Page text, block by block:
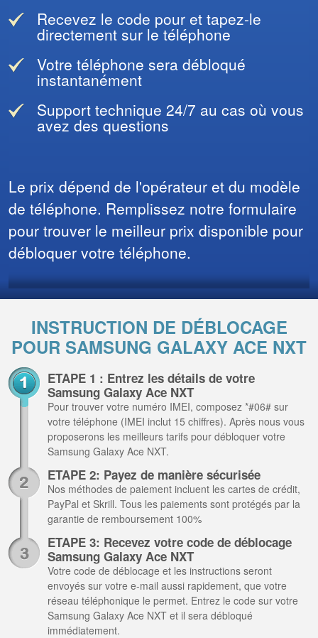
Recevez le code pour et tapez-le
directement sur le téléphone
Votre téléphone sera débloqué
instantanément
Support technique 24/7 au cas où vous
avez des questions
Le prix dépend de l'opérateur et du modèle
de téléphone. Remplissez notre formulaire
pour trouver le meilleur prix disponible pour
débloquer votre téléphone.
INSTRUCTION DE DÉBLOCAGE
POUR SAMSUNG GALAXY ACE NXT
ETAPE 1 : Entrez les détails de votre
Samsung Galaxy Ace NXT
Pour trouver votre numéro IMEI, composez *#06# sur
votre téléphone (IMEI inclut 15 chiffres). Après nous vous
proposerons les meilleurs tarifs pour débloquer votre
Samsung Galaxy Ace NXT.
ETAPE 2: Payez de manière sécurisée
Nos méthodes de paiement incluent les cartes de crédit,
PayPal et Skrill. Tous les paiements sont protégés par la
garantie de remboursement 100%
ETAPE 3: Recevez votre code de déblocage
Samsung Galaxy Ace NXT
Votre code de déblocage et les instructions seront
envoyés sur votre e-mail aussi rapidement, que votre
réseau téléphonique le permet. Entrez le code sur votre
Samsung Galaxy Ace NXT et il sera débloqué
immédiatement.